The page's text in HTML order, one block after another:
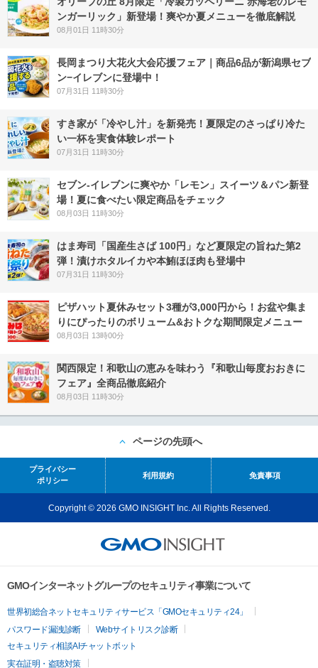
ンガーリック」新登場！爽やか夏メニューを徹底解説
08月01日 11時30分
長岡まつり大花火大会応援フェア｜商品6品が新潟県セブ
ン−イレブンに登場中！
07月31日 11時30分
すき家が「冷やし汁」を新発売！夏限定のさっぱり冷た
い一杯を実食体験レポート
07月31日 11時30分
セブン‐イレブンに爽やか「レモン」スイーツ＆パン新登
場！夏に食べたい限定商品をチェック
08月03日 11時30分
はま寿司「国産生さば 100円」など夏限定の旨ねた第2
弾！漬けホタルイカや本鮪ほほ肉も登場中
07月31日 11時30分
ピザハット夏休みセット3種が3,000円から！お盆や集ま
りにぴったりのボリューム&おトクな期間限定メニュー
08月03日 13時00分
関西限定！和歌山の恵みを味わう『和歌山毎度おおきに
フェア』全商品徹底紹介
08月03日 11時30分
ページの先頭へ
プライバシー
ポリシー
利用規約 免責事項
Copyright © 2026 GMO INSIGHT Inc. All Rights Reserved.
GMOインターネットグループのセキュリティ事業について
世界初総合ネットセキュリティサービス「GMOセキュリティ24」
パスワード漏洩診断
Webサイトリスク診断
セキュリティ相談AIチャットボット
実在証明・盗聴対策